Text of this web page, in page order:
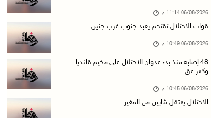
الرئيس المصري وملك البحرين يشددان على ضرورة ت ...
رابطة العالم الإسلامي تدين تواصل انتهاكات الا ...
اليونيسف: استشهاد 300 طفل منذ وقف إطلاق النار ...
06/08/2026 11:14 م
قوات الاحتلال تقتحم يعبد جنوب غرب جنين
06/08/2026 10:49 م
48 إصابة منذ بدء عدوان الاحتلال على مخيم قلنديا
وكفر عق
06/08/2026 10:45 م
الاحتلال يعتقل شابين من المغير